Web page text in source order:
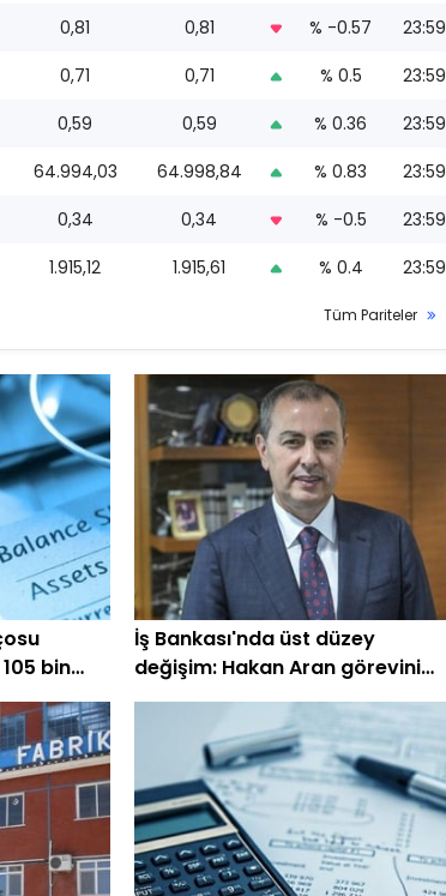
0,81 0,81 % -0.57
23:59
0,71 0,71 % 0.5
23:59
0,59 0,59 % 0.36
23:59
64.994,03 64.998,84 % 0.83
23:59
0,34 0,34 % -0.5
23:59
1.915,12 1.915,61 % 0.4 23:59
Tüm Pariteler
bin
İş Bankası'nda üst düzey
değişim: Hakan Aran görevini
devrediyor